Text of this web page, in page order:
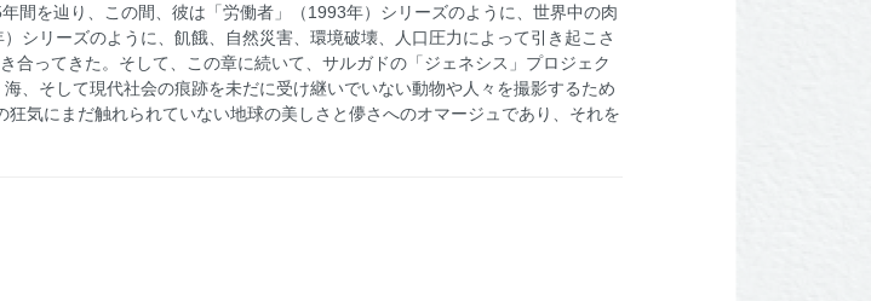
間を辿り、この間、彼は「労働者」（1993年）シリーズのように、世界中の肉
シリーズのように、飢餓、自然災害、環境破壊、人口圧力によって引き起こさ
合ってきた。そして、この章に続いて、サルガドの「ジェネシス」プロジェク
、そして現代社会の痕跡を未だに受け継いでいない動物や人々を撮影するため
気にまだ触れられていない地球の美しさと儚さへのオマージュであり、それを